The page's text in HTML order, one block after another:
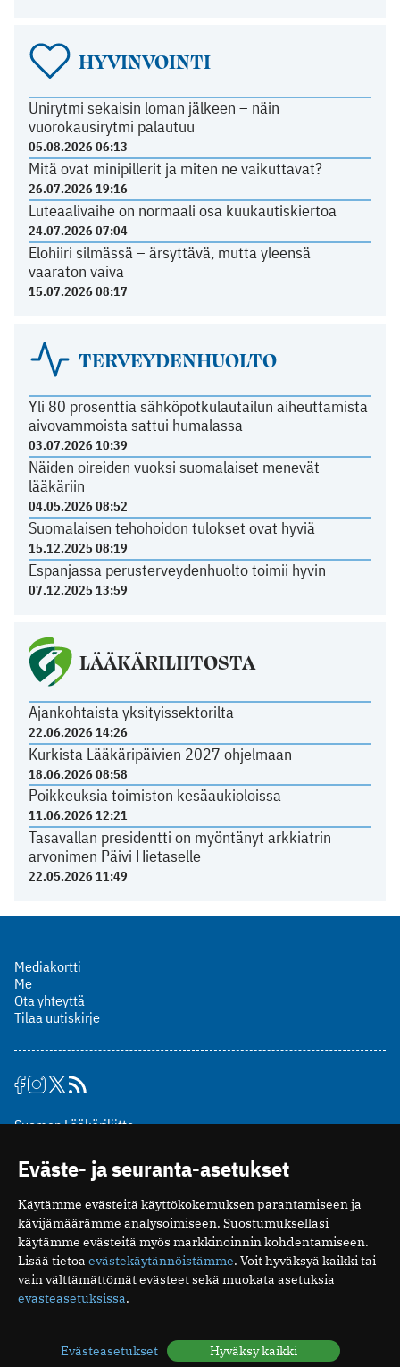
HYVINVOINTI
Unirytmi sekaisin loman jälkeen – näin
vuorokausirytmi palautuu
05.08.2026 06:13
Mitä ovat minipillerit ja miten ne vaikuttavat?
26.07.2026 19:16
Luteaalivaihe on normaali osa kuukautiskiertoa
24.07.2026 07:04
Elohiiri silmässä – ärsyttävä, mutta yleensä
vaaraton vaiva
15.07.2026 08:17
TERVEYDENHUOLTO
Yli 80 prosenttia sähköpotkulautailun aiheuttamista
aivovammoista sattui humalassa
03.07.2026 10:39
Näiden oireiden vuoksi suomalaiset menevät
lääkäriin
04.05.2026 08:52
Suomalaisen tehohoidon tulokset ovat hyviä
15.12.2025 08:19
Espanjassa perusterveydenhuolto toimii hyvin
07.12.2025 13:59
LÄÄKÄRILIITOSTA
Ajankohtaista yksityissektorilta
22.06.2026 14:26
Kurkista Lääkäripäivien 2027 ohjelmaan
18.06.2026 08:58
Poikkeuksia toimiston kesäaukioloissa
11.06.2026 12:21
Tasavallan presidentti on myöntänyt arkkiatrin
arvonimen Päivi Hietaselle
22.05.2026 11:49
Mediakortti
Me
Ota yhteyttä
Tilaa uutiskirje
Suomen Lääkäriliitto
00510 Helsinki
puh. (09) 393 091
toimitus@potilaanlaakarilehti.fi
ISSN 2323-9476
Eväste- ja seuranta-asetukset
Käytämme evästeitä käyttökokemuksen parantamiseen ja
kävijämäärämme analysoimiseen. Suostumuksellasi
käytämme evästeitä myös markkinoinnin kohdentamiseen.
Lisää tietoa evästekäytännöistämme. Voit hyväksyä kaikki tai
vain välttämättömät evästeet sekä muokata asetuksia
evästeasetuksissa.
Evästeasetukset Hyväksy kaikki